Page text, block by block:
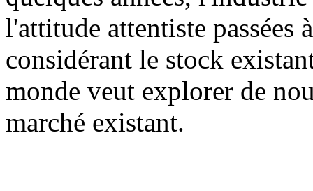
l'attitude attentiste
considérant le stock
monde veut explorer de
marché existant.